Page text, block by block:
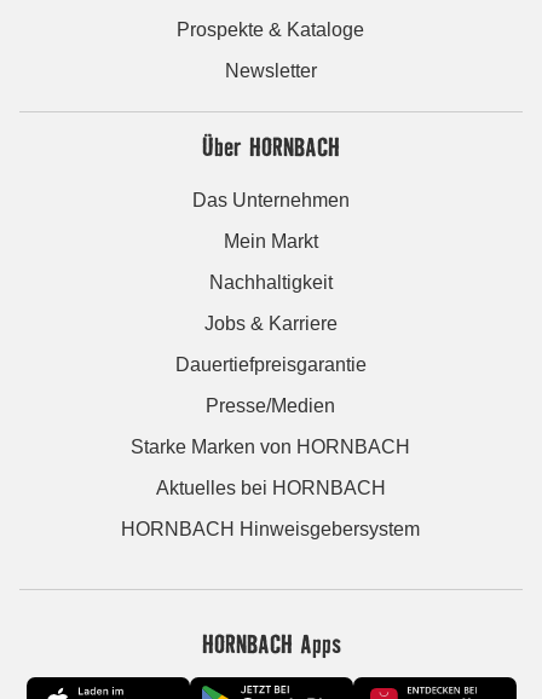
Prospekte & Kataloge
Newsletter
Über HORNBACH
Das Unternehmen
Mein Markt
Nachhaltigkeit
Jobs & Karriere
Dauertiefpreisgarantie
Presse/Medien
Starke Marken von HORNBACH
Aktuelles bei HORNBACH
HORNBACH Hinweisgebersystem
HORNBACH Apps